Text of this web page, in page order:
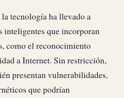
tecnología ha llevado a
inteligentes que incorporan
como el reconocimiento
a Internet. Sin restricción,
presentan vulnerabilidades,
que podrían